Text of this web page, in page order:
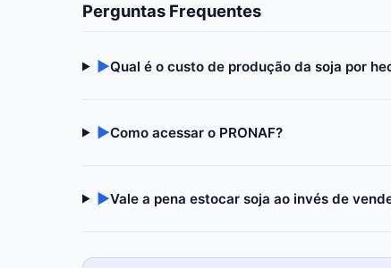
Perguntas Frequentes
▶Qual é o custo de produção da soja por
▶Como acessar o PRONAF?
▶Vale a pena estocar soja ao invés de